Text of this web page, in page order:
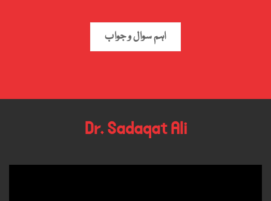
اہم سوال و جواب
Dr. Sadaqat Ali